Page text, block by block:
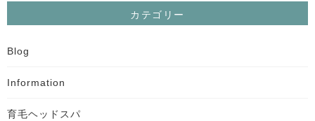
カテゴリー
Blog
Information
育毛ヘッドスパ